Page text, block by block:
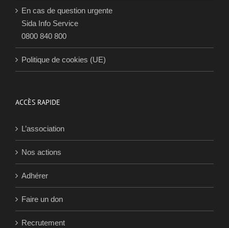
En cas de question urgente
Sida Info Service
0800 840 800
Politique de cookies (UE)
ACCÈS RAPIDE
L’association
Nos actions
Adhérer
Faire un don
Recrutement